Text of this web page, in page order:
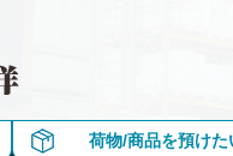
荷物/商品を預けた